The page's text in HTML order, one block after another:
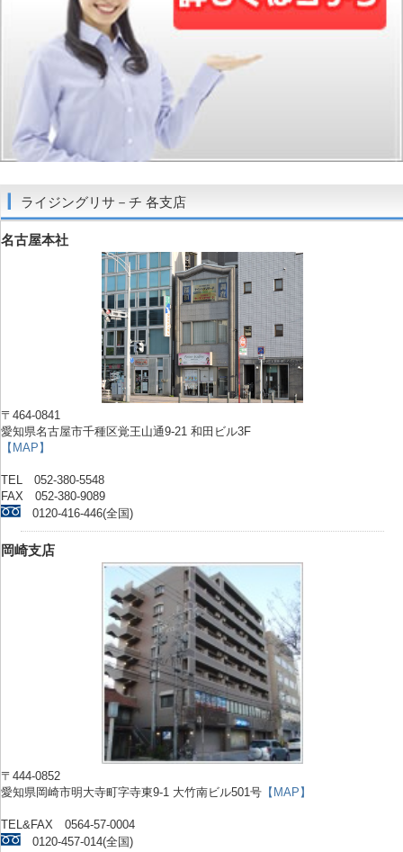
ライジングリサ－チ 各支店
名古屋本社
〒464-0841
愛知県名古屋市千種区覚王山通9-21 和田ビル3F
【MAP】
TEL 052-380-5548
FAX 052-380-9089
0120-416-446(全国)
岡崎支店
〒444-0852
愛知県岡崎市明大寺町字寺東9-1 大竹南ビル501号 【MAP】
TEL&FAX 0564-57-0004
0120-457-014(全国)